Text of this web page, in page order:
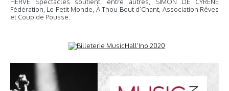
Fédération, Le Petit Monde, À Thou Bout d'Chant, Association Rêves
et Coup de Pousse.